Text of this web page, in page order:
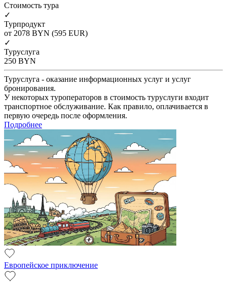
Cтоимость тура
✓
Турпродукт
от 2078 BYN (595 EUR)
✓
Туруслуга
250 BYN
Туруслуга - оказание информационных услуг и услуг
бронирования.
У некоторых туроператоров в стоимость туруслуги входит
транспортное обслуживание. Как правило, оплачивается в
первую очередь после оформления.
Подробнее
Европейское приключение